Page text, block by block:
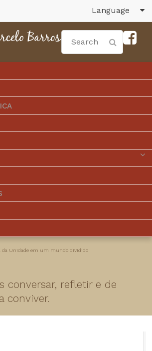
Language
da Unidade em um mundo dividido
conversar, refletir e de
conviver.